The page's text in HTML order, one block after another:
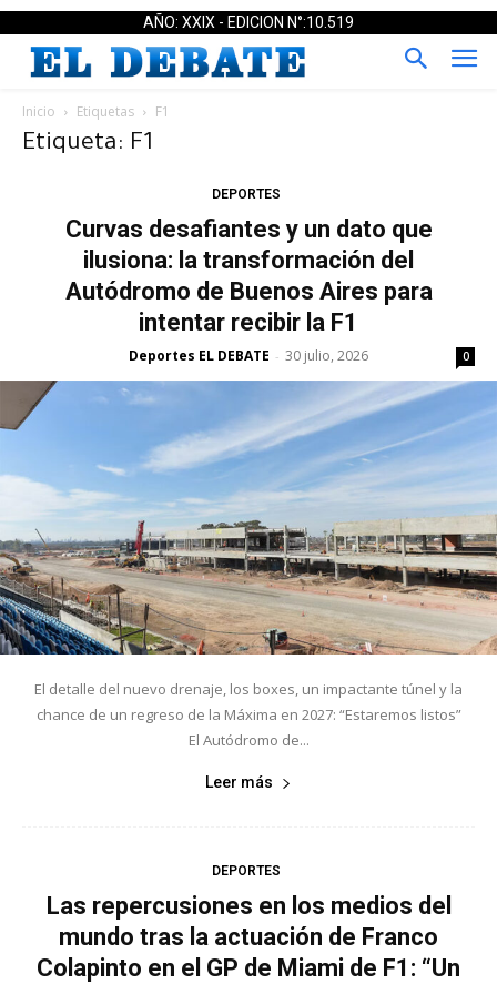
AÑO: XXIX - EDICION N°:10.519
Inicio Etiquetas F1
Etiqueta: F1
DEPORTES
Curvas desafiantes y un dato que
ilusiona: la transformación del
Autódromo de Buenos Aires para
intentar recibir la F1
Deportes EL DEBATE - 30 julio, 2026 0
El detalle del nuevo drenaje, los boxes, un impactante túnel y la
chance de un regreso de la Máxima en 2027: “Estaremos listos”
El Autódromo de...
Leer más
DEPORTES
Las repercusiones en los medios del
mundo tras la actuación de Franco
Colapinto en el GP de Miami de F1: “Un